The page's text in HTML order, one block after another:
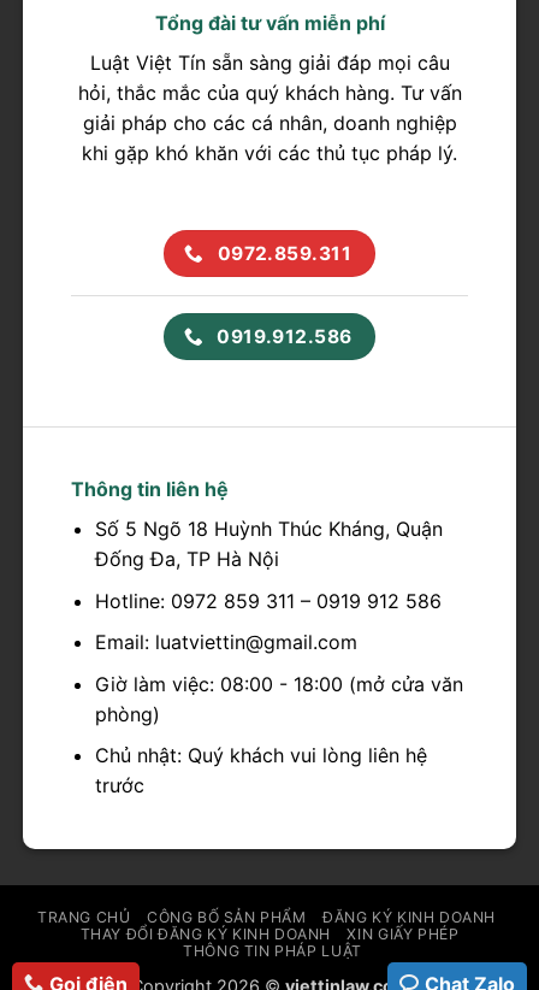
Tổng đài tư vấn miễn phí
Luật Việt Tín sẵn sàng giải đáp mọi câu
hỏi, thắc mắc của quý khách hàng. Tư vấn
giải pháp cho các cá nhân, doanh nghiệp
khi gặp khó khăn với các thủ tục pháp lý.
0972.859.311
0919.912.586
Thông tin liên hệ
Số 5 Ngõ 18 Huỳnh Thúc Kháng, Quận
Đống Đa, TP Hà Nội
Hotline: 0972 859 311 – 0919 912 586
Email: luatviettin@gmail.com
Giờ làm việc: 08:00 - 18:00 (mở cửa văn
phòng)
Chủ nhật: Quý khách vui lòng liên hệ
trước
Gọi điện Chat Zalo
TRANG CHỦ CÔNG BỐ SẢN PHẨM
ĐĂNG KÝ KINH DOANH
THAY ĐỔI ĐĂNG KÝ KINH DOANH
XIN GIẤY PHÉP
THÔNG TIN PHÁP LUẬT